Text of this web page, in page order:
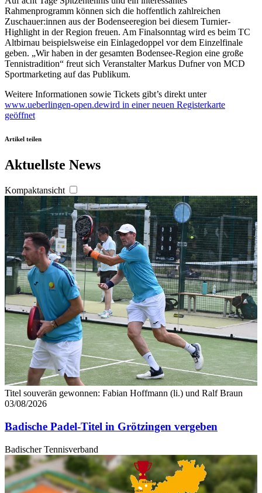
personalisieren, Funktionen für soziale Medien anbieten
zu können und die Zugriffe auf unsere Website zu
analysieren. Außerdem geben wir Informationen zu Ihrer
Verwendung unserer Website an unsere Partner für
soziale Medien, Werbung und Analysen weiter. Unsere
Partner führen diese Informationen möglicherweise mit
weiteren Daten zusammen, die Sie ihnen bereitgestellt
haben oder die sie im Rahmen Ihrer Nutzung der Dienste
jederzeit über den Link im Footer aufgerufen und
Rahmenprogramm können sich die hoffentlich zahlreichen
Zuschauer:innen aus der Bodenseeregion bei diesem Turnier-
Highlight in der Region freuen. Am Finalsonntag wird es beim TC
Altbirnau beispielsweise ein Einlagedoppel vor dem Einzelfinale
geben. „Wir haben in der gesamten Bodensee-Region eine große
Tennistradition“ freut sich Veranstalter Markus Dufner von MCD
Sportmarketing auf das Publikum.
Weitere Informationen sowie Tickets gibt’s direkt unter
www.ueberlingen-open.dewird in einer neuen Registerkarte
geöffnet
Artikel teilen
Aktuellste News
Kompaktansicht
Titel souverän gewonnen: Fabian Hoffmann (li.) und Ralf Braun
03/08/2026
Badische Padel-Titel in Grötzingen vergeben
Badischer Tennisverband